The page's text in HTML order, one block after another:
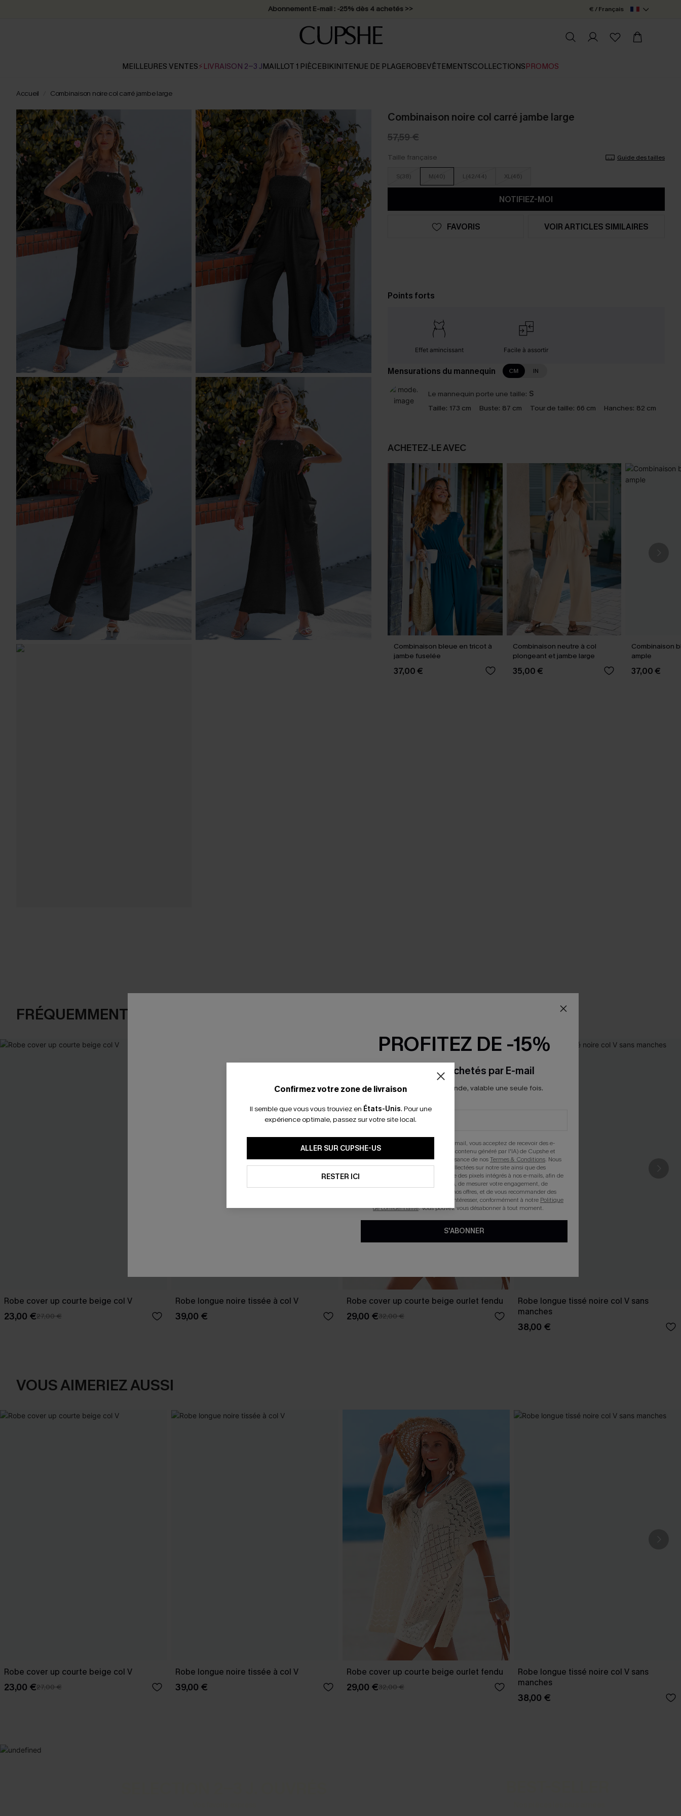
Abonnement E-mail : -25% dès 4 achetés >> € / Français
MEILLEURES VENTES⚡LIVRAISON 2-3 JMAILLOT 1 PIÈCEBIKINITENUE DE PLAGEROBEVÊTEMENTSCOLLECTIONSPROMOS
Accueil Combinaison noire col carré jambe large
Combinaison noire col carré jambe large
57,59 €
Taille française Guide des tailles
S(38) M(40) L(42/44) XL(46)
NOTIFIEZ-MOI
FAVORIS VOIR ARTICLES SIMILAIRES
Points forts
Effet amincissant Facile à assortir
Mensurations du mannequin CM IN
Le mannequin porte une taille: S
Taille: 173 cm Buste: 87 cm Tour de taille: 66 cm Hanches: 82 cm
ACHETEZ‑LE AVEC
Combinaison bleue en tricot à
jambe fuselée
37,00 €
Combinaison neutre à col
plongeant et jambe large
35,00 €
Combinaison
ample
37,00 €
FRÉQUEMMENT ACHETÉS ENSEMBLE
Robe cover up courte beige col V
23,00 €27,00 €
Robe longue noire tissée à col V
39,00 €
Robe cover up courte beige ourlet fendu
29,00 €32,00 €
Robe longue tissé noire col V sans
manches
38,00 €
VOUS AIMERIEZ AUSSI
Robe cover up courte beige col V
23,00 €27,00 €
Robe longue noire tissée à col V
39,00 €
Robe cover up courte beige ourlet fendu
29,00 €32,00 €
Robe longue tissé noire col V sans
manches
38,00 €
Confirmez votre zone de livraison
Il semble que vous vous trouviez en États-Unis. Pour une
expérience optimale, passez sur votre site local.
ALLER SUR CUPSHE-US
RESTER ICI
PROFITEZ DE -15%
-15% dès 2 Achetés par E-mail
*Un code par commande, valable une seule fois.
En soumettant votre adresse e-mail, vous acceptez de recevoir des e-
mails marketing (y compris du contenu généré par l'IA) de Cupshe et
reconnaissez avoir pris connaissance de nosTermes & Conditions. Nous
pouvons utiliser les données collectées sur notre site ainsi que des
technologies de suivi, telles que des pixels intégrés à nos e-mails, afin de
savoir si ceux-ci ont été ouverts, de mesurer votre engagement, de
personnaliser nos contenus et nos offres, et de vous recommander des
produits susceptibles de vous intéresser, conformément à notre Politique
de confidentialité. Vous pouvez vous désabonner à tout moment.
S'ABONNER